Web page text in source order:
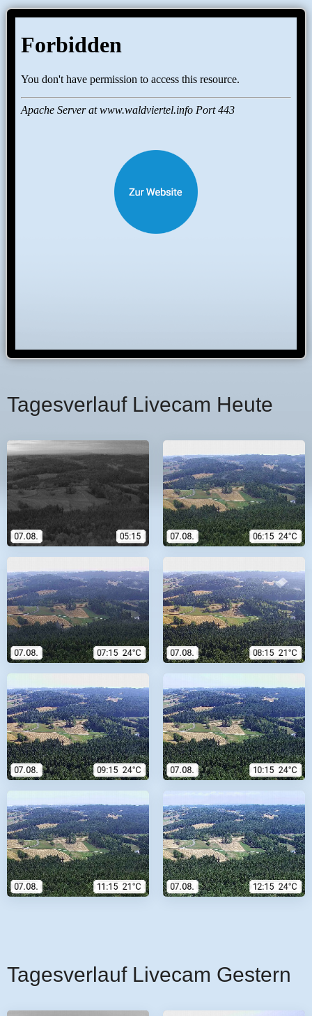
Tagesverlauf Livecam Heute
Tagesverlauf Livecam Gestern